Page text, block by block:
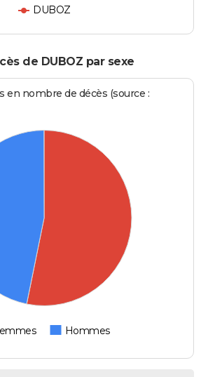
DUBOZ
de DUBOZ par sexe
en nombre de décès (source :
Hommes